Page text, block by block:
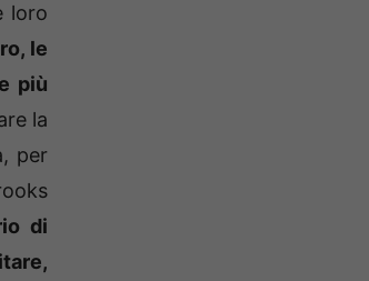
loro
le
più
la
per
di